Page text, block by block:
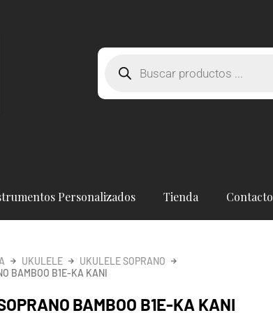
Búsqueda
productos
Personalizados Tienda Contacto
UKULELE
UKULELE SOPRANO
BAMBOO B1E-KA KANI
BAMBOO B1E-KA KANI